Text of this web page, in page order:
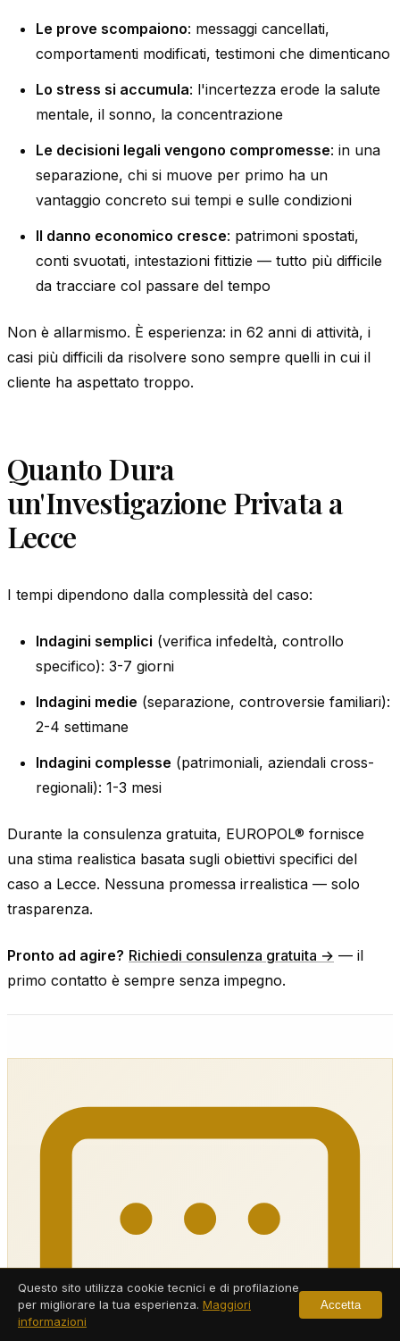
Le prove scompaiono: messaggi cancellati,
comportamenti modificati, testimoni che dimenticano
Lo stress si accumula: l'incertezza erode la salute
mentale, il sonno, la concentrazione
Le decisioni legali vengono compromesse: in una
separazione, chi si muove per primo ha un
vantaggio concreto sui tempi e sulle condizioni
Il danno economico cresce: patrimoni spostati,
conti svuotati, intestazioni fittizie — tutto più difficile
da tracciare col passare del tempo
Non è allarmismo. È esperienza: in 62 anni di attività, i
casi più difficili da risolvere sono sempre quelli in cui il
cliente ha aspettato troppo.
Quanto Dura
un'Investigazione Privata a
Lecce
I tempi dipendono dalla complessità del caso:
Indagini semplici (verifica infedeltà, controllo
specifico): 3-7 giorni
Indagini medie (separazione, controversie familiari):
2-4 settimane
Indagini complesse (patrimoniali, aziendali cross-
regionali): 1-3 mesi
Durante la consulenza gratuita, EUROPOL® fornisce
una stima realistica basata sugli obiettivi specifici del
caso a Lecce. Nessuna promessa irrealistica — solo
trasparenza.
Pronto ad agire? Richiedi consulenza gratuita → — il
primo contatto è sempre senza impegno.
Questo sito utilizza cookie tecnici e di profilazione
per migliorare la tua esperienza. Maggiori
informazioni
Accetta